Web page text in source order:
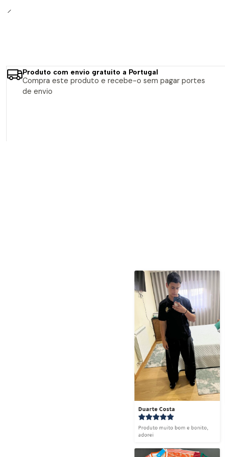
Produto com envio gratuito a Portugal
Compra este produto e recebe-o sem pagar portes
de envio